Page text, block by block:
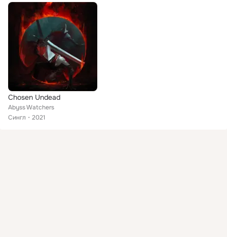
Chosen Undead
Abyss Watchers
Сингл
2021